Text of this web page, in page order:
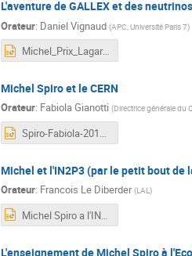
L'aventure de GALLEX et des
Orateur: Daniel Vignaud (APC, Université Paris 7)
Michel_Prix_Lagarrigue.pptx
Michel Spiro et le CERN
Orateur: Fabiola Gianotti (Directrice générale du
Spiro-Fabiola-2019.pptx
Michel et l'IN2P3 (par le petit bout de
Orateur: Francois Le Diberder (LAL)
Michel Spiro a l'IN2P3.pptx
L'enseignement de Michel Spiro à